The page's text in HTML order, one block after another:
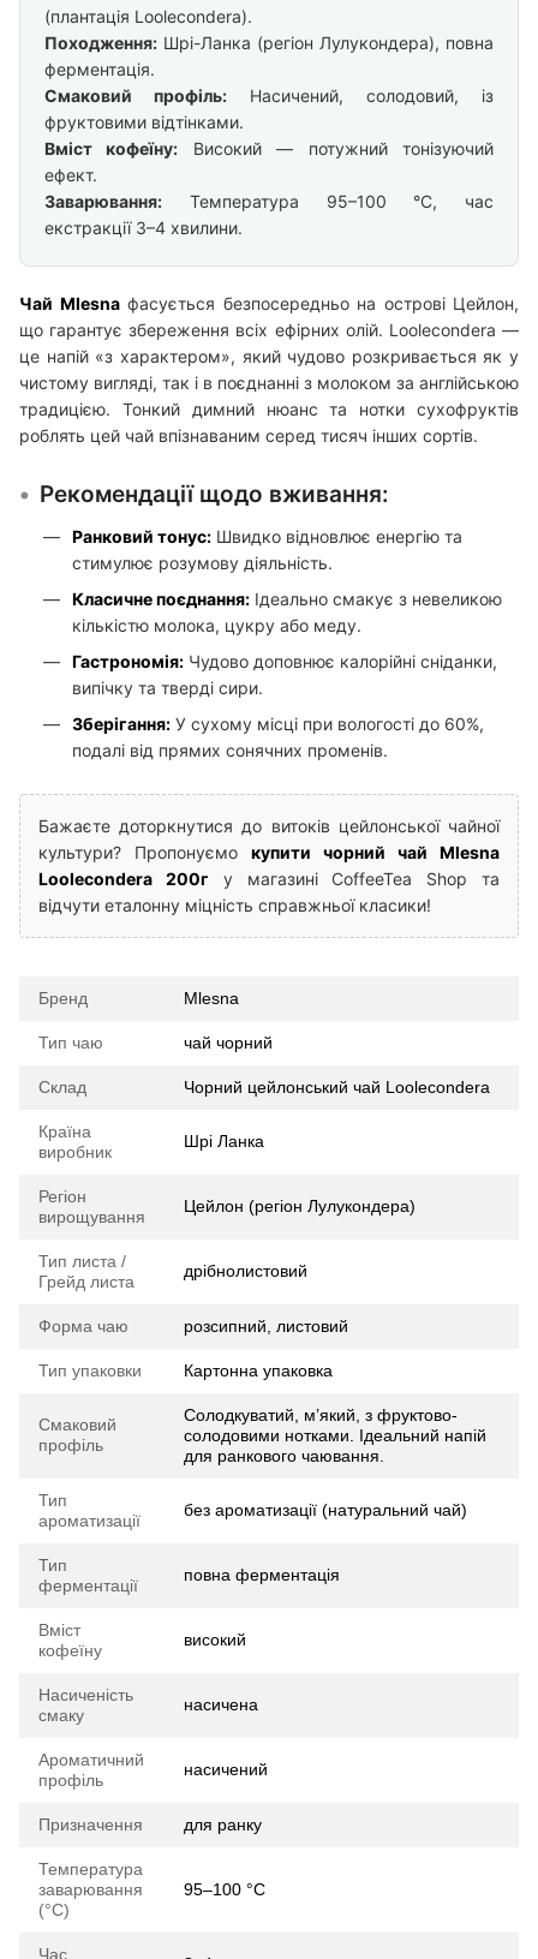
(плантація Loolecondera).
Походження: Шрі-Ланка (регіон Лулукондера), повна
ферментація.
Смаковий профіль: Насичений, солодовий, із
фруктовими відтінками.
Вміст кофеїну: Високий — потужний тонізуючий
ефект.
Заварювання: Температура 95–100 °C, час
екстракції 3–4 хвилини.
Чай Mlesnaфасується безпосередньо на острові Цейлон,
що гарантує збереження всіх ефірних олій. Loolecondera —
це напій «з характером», який чудово розкривається як у
чистому вигляді, так і в поєднанні з молоком за англійською
традицією. Тонкий димний нюанс та нотки сухофруктів
роблять цей чай впізнаваним серед тисяч інших сортів.
Рекомендації щодо вживання:
Ранковий тонус: Швидко відновлює енергію та
стимулює розумову діяльність.
Класичне поєднання: Ідеально смакує з невеликою
кількістю молока, цукру або меду.
Гастрономія: Чудово доповнює калорійні сніданки,
випічку та тверді сири.
Зберігання: У сухому місці при вологості до 60%,
подалі від прямих сонячних променів.
Бажаєте доторкнутися до витоків цейлонської чайної
культури? Пропонуємо купити чорний чай Mlesna
Loolecondera 200г у магазині CoffeeTea Shop та
відчути еталонну міцність справжньої класики!
Бренд Mlesna
Тип чаю чай чорний
Склад Чорний цейлонський чай Loolecondera
Країна
виробник
Шрі Ланка
Регіон
вирощування
Цейлон (регіон Лулукондера)
Тип листа /
Грейд листа
дрібнолистовий
Форма чаю розсипний, листовий
Тип упаковки Картонна упаковка
Смаковий
профіль
Солодкуватий, м’який, з фруктово-
солодовими нотками. Ідеальний напій
для ранкового чаювання.
Тип
ароматизації
без ароматизації (натуральний чай)
Тип
ферментації
повна ферментація
Вміст
кофеїну
високий
Насиченість
смаку
насичена
Ароматичний
профіль
насичений
Призначення для ранку
Температура
заварювання
(°C)
95–100 °C
Час